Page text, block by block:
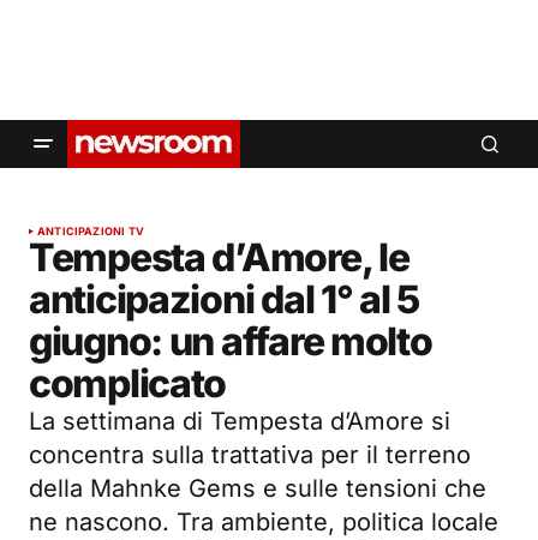
ANTICIPAZIONI TV
Tempesta d’Amore, le
anticipazioni dal 1° al 5
giugno: un affare molto
complicato
La settimana di Tempesta d’Amore si
concentra sulla trattativa per il terreno
della Mahnke Gems e sulle tensioni che
ne nascono. Tra ambiente, politica locale